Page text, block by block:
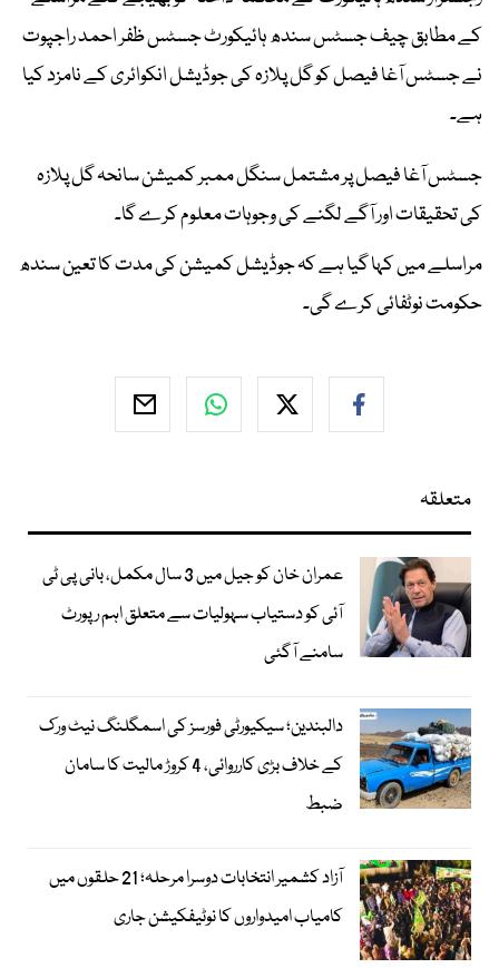
کے مطابق چیف جسٹس سندھ ہائیکورٹ جسٹس ظفر احمد راجپوت
نے جسٹس آغا فیصل کو گل پلازہ کی جوڈیشل انکوائری کے نامزد کیا
ہے۔
جسٹس آغا فیصل پر مشتمل سنگل ممبر کمیشن سانحہ گل پلازہ
کی تحقیقات اور آگے لگنے کی وجوہات معلوم کرے گا۔
مراسلے میں کہا گیا ہے کہ جوڈیشل کمیشن کی مدت کا تعین سندھ
حکومت نوٹفائی کرے گی۔
متعلقہ
عمران خان کو جیل میں 3 سال مکمل، بانی پی ٹی
آئی کو دستیاب سہولیات سے متعلق اہم رپورٹ
سامنے آگئی
دالبندین؛ سیکیورٹی فورسز کی اسمگلنگ نیٹ ورک
کے خلاف بڑی کارروائی، 4 کروڑ مالیت کا سامان
ضبط
آزاد کشمیر انتخابات دوسرا مرحلہ؛ 21 حلقوں میں
کامیاب امیدواروں کا نوٹیفکیشن جاری